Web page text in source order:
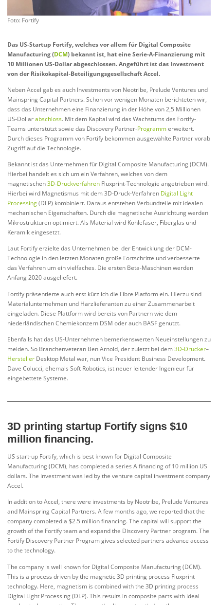
Foto: Fortify
Das US-Startup Fortify, welches vor allem für Digital Composite
Manufacturing (DCM) bekannt ist, hat eine Serie-A-Finanzierung mit
10 Millionen US-Dollar abgeschlossen. Angeführt ist das Investment
von der Risikokapital-Beteiligungsgesellschaft Accel.
Neben Accel gab es auch Investments von Neotribe, Prelude Ventures und
Mainspring Capital Partners. Schon vor wenigen Monaten berichteten wir,
dass das Unternehmen eine Finanzierung in der Höhe von 2,5 Millionen
US-Dollarabschloss. Mit dem Kapital wird das Wachstums des Fortify-
Teams unterstützt sowie das Discovery Partner-Programmerweitert.
Durch dieses Programm von Fortify bekommen ausgewählte Partner vorab
Zugriff auf die Technologie.
Bekannt ist das Unternehmen für Digital Composite Manufacturing (DCM).
Hierbei handelt es sich um ein Verfahren, welches von dem
magnetischen3D-Druckverfahren Fluxprint-Technologie angetrieben wird.
Hierbei wird Magnetismus mit dem 3D-Druck-Verfahren Digital Light
Processing(DLP) kombiniert. Daraus entstehen Verbundteile mit idealen
mechanischen Eigenschaften. Durch die magnetische Ausrichtung werden
Mikrostrukturen optimiert. Als Material wird Kohlefaser, Fiberglas und
Keramik eingesetzt.
Laut Fortify erzielte das Unternehmen bei der Entwicklung der DCM-
Technologie in den letzten Monaten große Fortschritte und verbesserte
das Verfahren um ein vielfaches. Die ersten Beta-Maschinen werden
Anfang 2020 ausgeliefert.
Fortify präsentierte auch erst kürzlich die Fibre Platform ein. Hierzu sind
Materialunternehmen und Harzlieferanten zu einer Zusammenarbeit
eingeladen. Diese Plattform wird bereits von Partnern wie dem
niederländischen Chemiekonzern DSM oder auch BASF genutzt.
Ebenfalls hat das US-Unternehmen bemerkenswerten Neueinstellungen zu
melden. So Branchenveteran Ben Arnold, der zuletzt bei dem3D-Drucker–
Hersteller Desktop Metal war, nun Vice President Business Development.
Dave Colucci, ehemals Soft Robotics, ist neuer leitender Ingenieur für
eingebettete Systeme.
3D printing startup Fortify signs $10
million financing.
US start-up Fortify, which is best known for Digital Composite
Manufacturing (DCM), has completed a series A financing of 10 million US
dollars. The investment was led by the venture capital investment company
Accel.
In addition to Accel, there were investments by Neotribe, Prelude Ventures
and Mainspring Capital Partners. A few months ago, we reported that the
company completed a $2.5 million financing. The capital will support the
growth of the Fortify team and expand the Discovery Partner program. The
Fortify Discovery Partner Program gives selected partners advance access
to the technology.
The company is well known for Digital Composite Manufacturing (DCM).
This is a process driven by the magnetic 3D printing process Fluxprint
technology. Here, magnetism is combined with the 3D printing process
Digital Light Processing (DLP). This results in composite parts with ideal